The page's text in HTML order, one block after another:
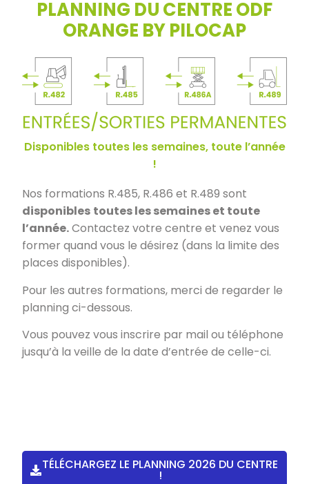
PLANNING DU CENTRE ODF
ORANGE BY PILOCAP
Disponibles toutes les semaines, toute l’année
!
Nos formations R.485, R.486 et R.489 sont
disponibles toutes les semaines et toute
l’année.Contactez votre centre et venez vous
former quand vous le désirez (dans la limite des
places disponibles).
Pour les autres formations, merci de regarder le
planning ci-dessous.
Vous pouvez vous inscrire par mail ou téléphone
jusqu’à la veille de la date d’entrée de celle-ci.
TÉLÉCHARGEZ LE PLANNING 2026 DU CENTRE
!